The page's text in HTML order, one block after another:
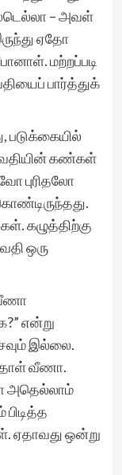
– அவள்
ஏதோ
மற்றப்படி
பார்த்துக்
படுக்கையில்
கண்கள்
புரிதலோ
கழுத்திற்கு
ஒரு
என்று
இல்லை.
வீணா.
அதெல்லாம்
ஏதாவது ஒன்று